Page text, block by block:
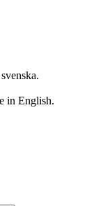
in English.